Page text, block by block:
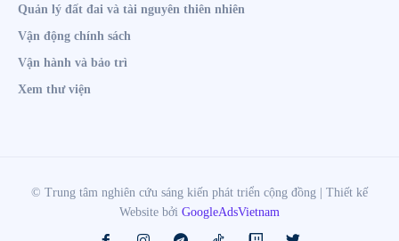
Quản lý đất đai và tài nguyên thiên nhiên
Vận động chính sách
Vận hành và bảo trì
Xem thư viện
© Trung tâm nghiên cứu sáng kiến phát triển cộng đồng | Thiết kế
Website bởi GoogleAdsVietnam